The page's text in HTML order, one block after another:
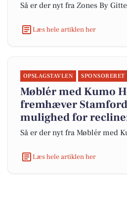
Så er der nyt fra Zones By Gitte
Læs hele artiklen her
OPSLAGSTAVLEN SPONSORERET
Møblér med Kumo
fremhæver
mulighed for
Så er der nyt fra Møblér med
Læs hele artiklen her